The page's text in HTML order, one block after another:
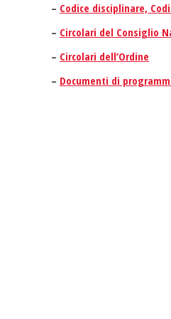
– Codice disciplinare,
– Circolari del Consiglio
– Circolari dell’Ordine
– Documenti di